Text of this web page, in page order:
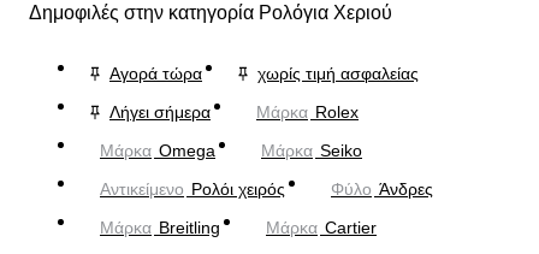
Δημοφιλές στην κατηγορία Ρολόγια Χεριού
Αγορά τώρα
χωρίς τιμή ασφαλείας
Λήγει σήμερα
Μάρκα Rolex
Μάρκα Omega Μάρκα Seiko
Αντικείμενο Ρολόι χειρός Φύλο Άνδρες
Μάρκα Breitling Μάρκα Cartier